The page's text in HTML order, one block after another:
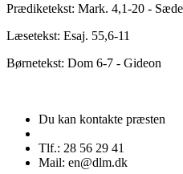
Prædiketekst: Mark. 4,1-20 -
Læsetekst: Esaj. 55,6-11
Børnetekst: Dom 6-7 - Gideon
Du kan kontakte præsten
Tlf.: 28 56 29 41
Mail: en@dlm.dk